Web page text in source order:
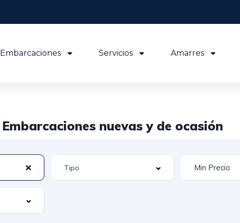
Embarcaciones Servicios Amarres
Embarcaciones nuevas y de ocasión